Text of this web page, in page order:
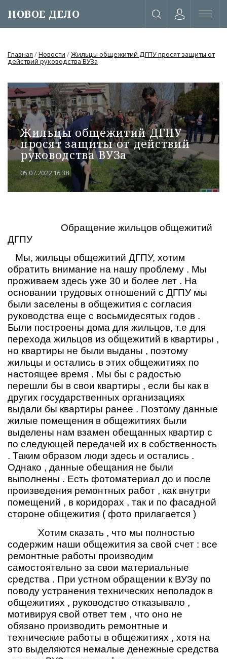
НОВОЕ ДЕЛО
Главная /Новости /Жильцы общежитий ДГПУ просят защиты от
действий руководства ВУЗа
Жильцы общежитий ДГПУ
просят защиты от действий
руководства ВУЗа
05.07.2022 16:38
Обращение жильцов общежитий
ДГПУ
Мы, жильцы общежитий ДГПУ, хотим
обратить внимание на нашу проблему . Мы
проживаем здесь уже 30 и более лет . На
основании трудовых отношений с ДГПУ мы
были заселены в общежития с согласия
руководства еще с восьмидесятых годов .
Были построены дома для жильцов, т.е для
перехода жильцов из общежитий в квартиры ,
но квартиры не были выданы , поэтому
жильцы и остались в этих общежитиях по
настоящее время . Мы бы с радостью
перешли бы в свои квартиры , если бы как в
других государственных организациях
выдали бы квартиры ранее . Поэтому данные
жилые помещения в общежитиях были
выделены нам взамен обещанных квартир с
по следующей передачей их в собственность
. Таким образом люди здесь и остались .
Однако , данные обещания не были
выполнены . Есть фотоматериал до и после
произведения ремонтных работ , как внутри
помещений , в коридорах , так и по фасадной
стороне общежития ( фото прилагается )
Хотим сказать , что мы полностью
содержим наши общежития за свой счет : все
ремонтные работы производим
самостоятельно за свои материальные
средства . При устном обращении к ВУЗу по
поводу устранения технических неполадок в
общежитиях , руководство отказывало ,
мотивируя свой ответ тем , что оно не
обязано производить ремонтные и
технические работы в общежитиях , хотя на
это выделяются немалые денежные средства